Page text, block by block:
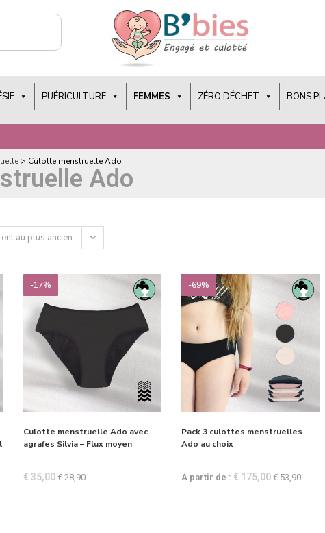
PUÉRICULTURE FEMMES ZÉRO DÉCHET BONS
> Culotte menstruelle Ado
Ado
au plus ancien
-17%
Culotte menstruelle Ado avec
agrafes Silvia – Flux moyen
€35,00 € 28,90
-69%
Pack 3 culottes menstruelles
Ado au choix
À partir de :€175,00 € 53,90